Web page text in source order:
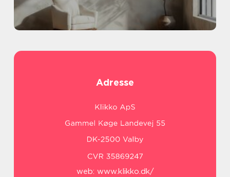
Adresse
web: www.klikko.dk/